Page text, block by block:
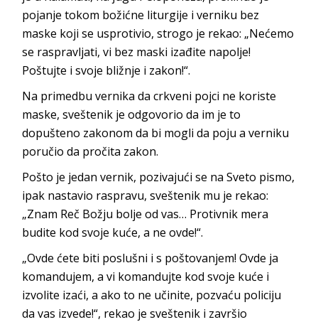
pojanje tokom božićne liturgije i verniku bez
maske koji se usprotivio, strogo je rekao: „Nećemo
se raspravljati, vi bez maski izađite napolje!
Poštujte i svoje bližnje i zakon!“.
Na primedbu vernika da crkveni pojci ne koriste
maske, sveštenik je odgovorio da im je to
dopušteno zakonom da bi mogli da poju a verniku
poručio da pročita zakon.
Pošto je jedan vernik, pozivajući se na Sveto pismo,
ipak nastavio raspravu, sveštenik mu je rekao:
„Znam Reč Božju bolje od vas… Protivnik mera
budite kod svoje kuće, a ne ovde!“.
„Ovde ćete biti poslušni i s poštovanjem! Ovde ja
komandujem, a vi komandujte kod svoje kuće i
izvolite izaći, a ako to ne učinite, pozvaću policiju
da vas izvede!“, rekao je sveštenik i završio